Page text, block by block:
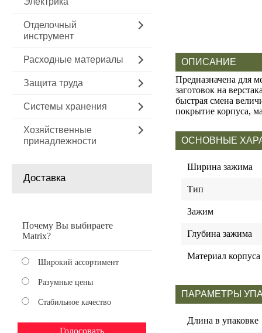
Отделочный
инструмент
Расходные материалы
Защита труда
Системы хранения
Хозяйственные
принадлежности
Доставка
Почему Вы выбираете
Matrix?
Широкий ассортимент
Разумные цены
Стабильное качество
ОПИСАНИЕ
Предназначена для
заготовок на
быстрая смена
покрытие корпуса,
ОСНОВНЫЕ
Ширина зажима
Тип
Зажим
Глубина зажима
Материал корпуса
ПАРАМЕТРЫ
Длина в упаковке